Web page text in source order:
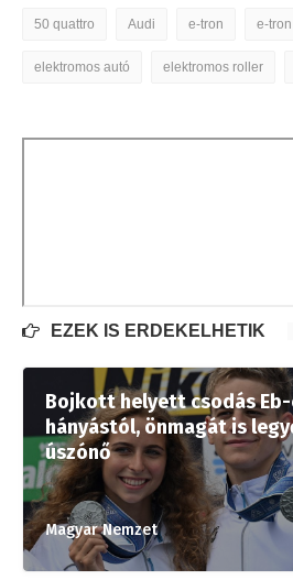
50 quattro Audi e-tron e-
elektromos autó elektromos roller
EZEK IS ÉRDEKELHETIK
Bojkott helyett csodás
hányástól, önmagát is
úszónő
Magyar Nemzet